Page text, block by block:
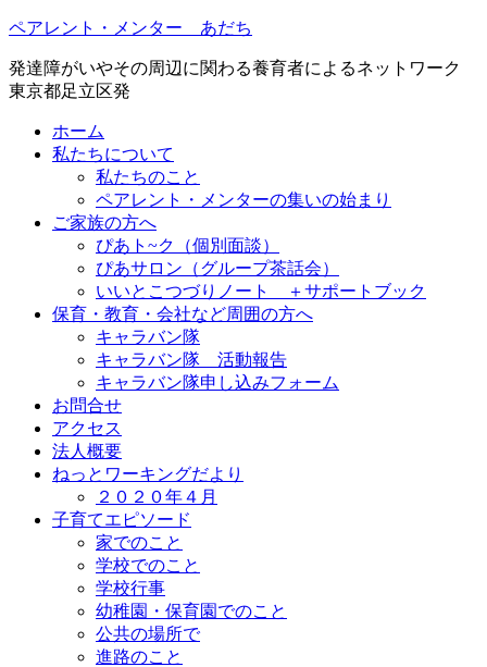
ペアレント・メンター あだち
発達障がいやその周辺に関わる養育者によるネットワーク
東京都足立区発
ホーム
私たちについて
私たちのこと
ペアレント・メンターの集いの始まり
ご家族の方へ
ぴあト~ク（個別面談）
ぴあサロン（グループ茶話会）
いいとこつづりノート ＋サポートブック
保育・教育・会社など周囲の方へ
キャラバン隊
キャラバン隊 活動報告
キャラバン隊申し込みフォーム
お問合せ
アクセス
法人概要
ねっとワーキングだより
２０２０年４月
子育てエピソード
家でのこと
学校でのこと
学校行事
幼稚園・保育園でのこと
公共の場所で
進路のこと